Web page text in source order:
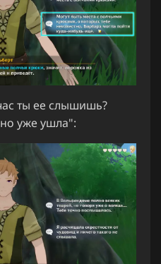
ты ее слышишь?
уже ушла":